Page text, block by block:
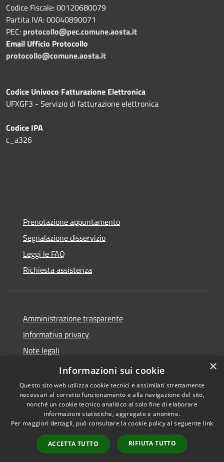
Codice Fiscale: 00120680079
Partita IVA: 00040890071
PEC: protocollo@pec.comune.aosta.it
Email Ufficio Protocollo
protocollo@comune.aosta.it
Codice Univoco Fatturazione Elettronica
UFXGF3 - Servizio di fatturazione elettronica
Codice IPA
c_a326
Prenotazione appuntamento
Segnalazione disservizio
Leggi le FAQ
Richiesta assistenza
Amministrazione trasparente
Informativa privacy
Note legali
Dichiarazione di accessibilità
Accessibilità
Copyright © 2026 • Comune di
Aosta • Powered by
Municipium•
Accesso
redazione
×
Informazioni sui cookie
Questo sito web utilizza cookie tecnici e assimilati strettamente
necessari al corretto funzionamento e alla navigazione del sito,
nonché un cookie tecnico analitico al solo fine di elaborare
informazioni statistiche, aggregate e anonime.
Per maggiori dettagli, può consultare la cookie policy al seguente link
ACCETTA TUTTO RIFIUTA TUTTO